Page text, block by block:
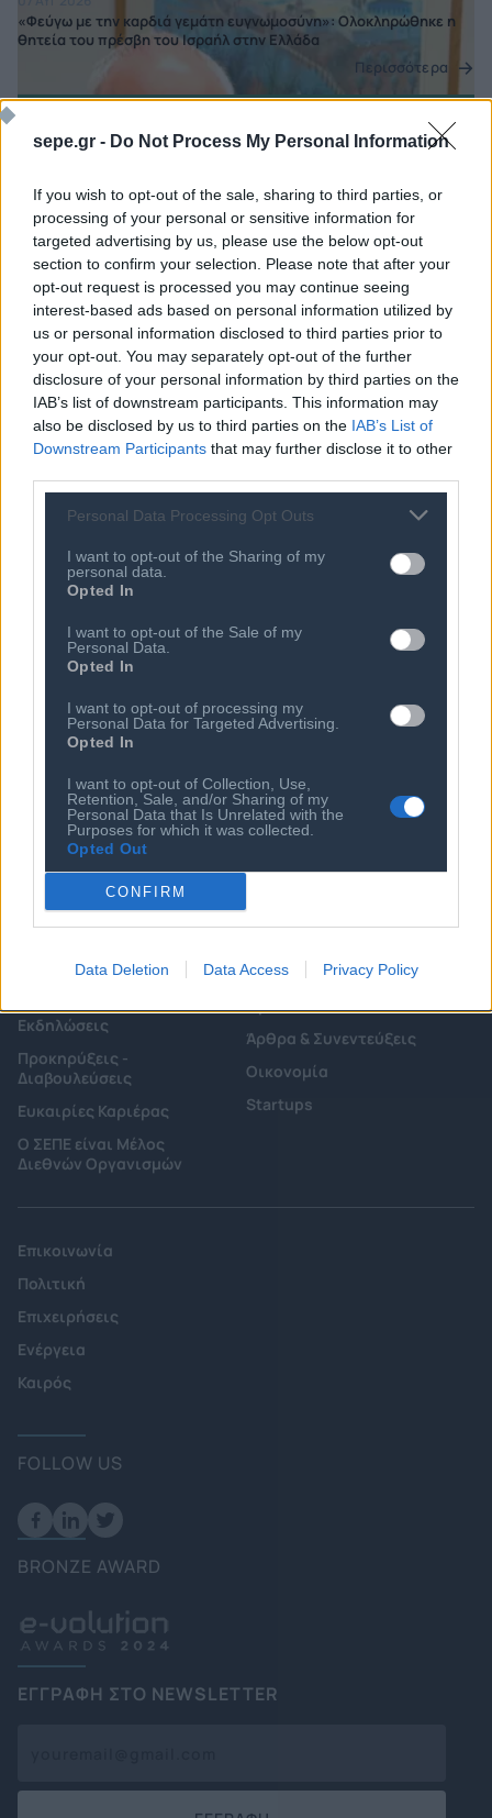
sepe.gr - Do Not Process My Personal Information
If you wish to opt-out of the sale, sharing to third parties, or
processing of your personal or sensitive information for
targeted advertising by us, please use the below opt-out
section to confirm your selection. Please note that after your
opt-out request is processed you may continue seeing
interest-based ads based on personal information utilized by
us or personal information disclosed to third parties prior to
your opt-out. You may separately opt-out of the further
disclosure of your personal information by third parties on the
IAB’s list of downstream participants. This information may
also be disclosed by us to third parties on the IAB’s List of
Downstream Participants that may further disclose it to other
Personal Data Processing Opt Outs
I want to opt-out of the Sharing of my
personal data.
Opted In
I want to opt-out of the Sale of my
Personal Data.
Opted In
I want to opt-out of processing my
Personal Data for Targeted Advertising.
Opted In
I want to opt-out of Collection, Use,
Retention, Sale, and/or Sharing of my
Personal Data that Is Unrelated with the
Purposes for which it was collected.
Opted Out
CONFIRM
Data Deletion Data Access Privacy Policy
«Φεύγω με την καρδιά γεμάτη ευγνωμοσύνη»: Ολοκληρώθηκε η
θητεία του πρέσβη του Ισραήλ στην Ελλάδα
Περισσότερα
Τσουκαλάς: Η έκθεση του ΟΟΣΑ διαλύει το success story της
κυβέρνησης
07 ΑΥΓ 2026
Σε κλίμα συγκίνησης το μνημόσυνο για τον έναν χρόνο από τον
θάνατο της Λένας Σαμαρά
Περισσότερα
Έχετε δει 12 από 1423
ΔΕΙΤΕ ΠΕΡΙΣΣΟΤΕΡΑ
Ποιος είναι ο ΣΕΠΕ
Καταστατικό
Κώδικας Δεοντολογίας
Κανονισμός Διαιτησίας
Ιστορικό
Διοικητικό Συμβούλιο/
Αιρετά Όργανα
Συνεργάτες
Επιχειρήσεις - Μέλη
Επιτροπές & Ομάδες
Εκδηλώσεις
Προκηρύξεις -
Διαβουλεύσεις
Ευκαιρίες Καριέρας
Ο ΣΕΠΕ είναι Μέλος
Διεθνών Οργανισμών
Τεχνολογικά Νέα
Έρευνες - Μελέτες
Άρθρα & Συνεντεύξεις
Οικονομία
Startups
Επικοινωνία
Πολιτική
Επιχειρήσεις
Ενέργεια
Καιρός
FOLLOW US
BRONZE AWARD
ΕΓΓΡΑΦΗ ΣΤΟ NEWSLETTER